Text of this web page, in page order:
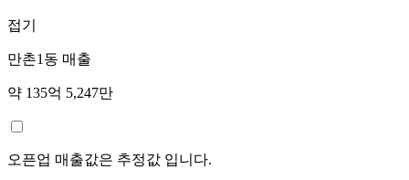
접기
만촌1동 매출
약 135억 5,247만
오픈업 매출값은 추정값 입니다.